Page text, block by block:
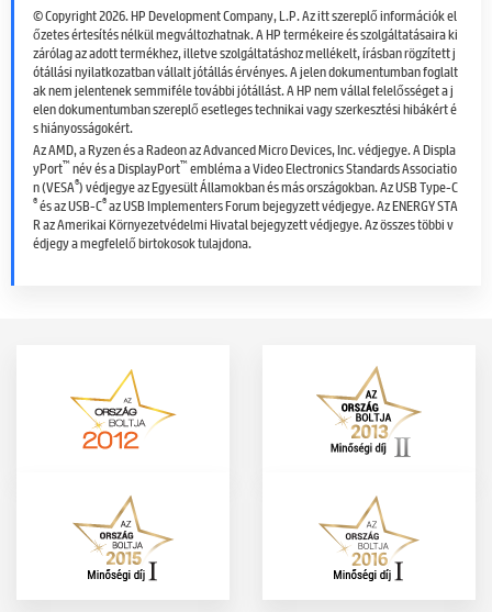
© Copyright 2026. HP Development Company, L.P. Az itt szereplő információk el
őzetes értesítés nélkül megváltozhatnak. A HP termékeire és szolgáltatásaira ki
zárólag az adott termékhez, illetve szolgáltatáshoz mellékelt, írásban rögzített j
ótállási nyilatkozatban vállalt jótállás érvényes. A jelen dokumentumban foglalt
ak nem jelentenek semmiféle további jótállást. A HP nem vállal felelősséget a j
elen dokumentumban szereplő esetleges technikai vagy szerkesztési hibákért é
s hiányosságokért.
Az AMD, a Ryzen és a Radeon az Advanced Micro Devices, Inc. védjegye. A Displa
yPort™ név és a DisplayPort™ embléma a Video Electronics Standards Associatio
n (VESA®) védjegye az Egyesült Államokban és más országokban. Az USB Type-C
®és az USB-C®az USB Implementers Forum bejegyzett védjegye. Az ENERGY STA
R az Amerikai Környezetvédelmi Hivatal bejegyzett védjegye. Az összes többi v
édjegy a megfelelő birtokosok tulajdona.